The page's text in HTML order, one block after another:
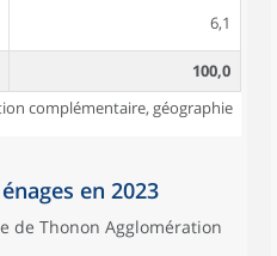
6,1
100,0
complémentaire, géographie
en 2023
de Thonon Agglomération